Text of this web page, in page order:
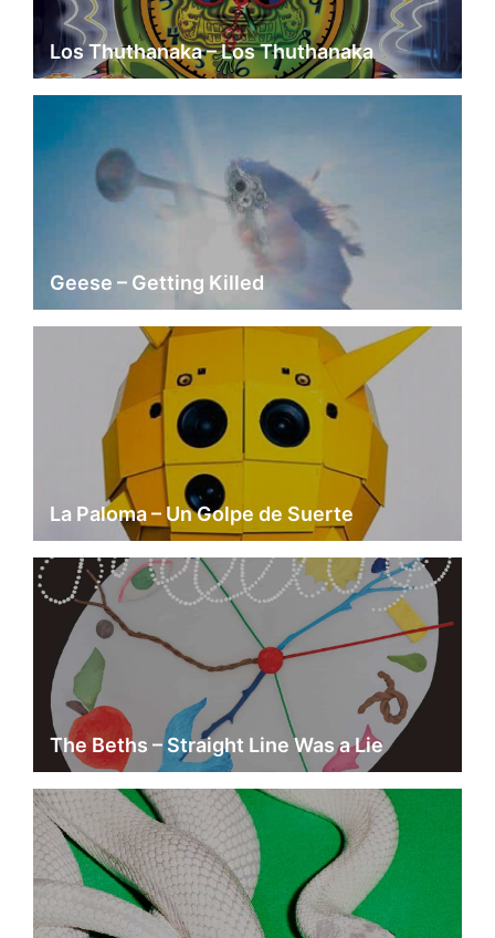
Los Thuthanaka – Los Thuthanaka
Geese – Getting Killed
La Paloma – Un Golpe de Suerte
The Beths – Straight Line Was a Lie